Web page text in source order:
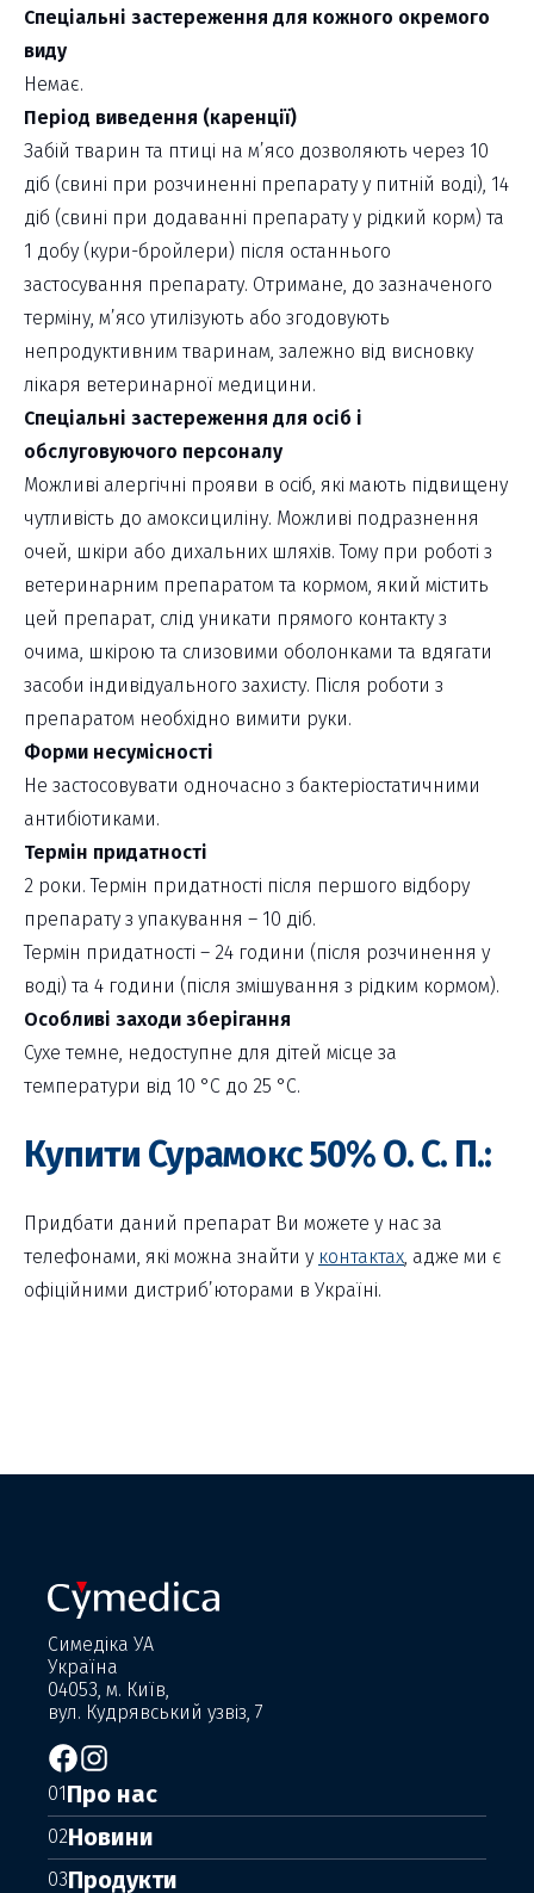
Спеціальні застереження для кожного окремого
виду
Немає.
Період виведення (каренції)
Забій тварин та птиці на м’ясо дозволяють через 10
діб (свині при розчиненні препарату у питній воді), 14
діб (свині при додаванні препарату у рідкий корм) та
1 добу (кури-бройлери) після останнього
застосування препарату. Отримане, до зазначеного
терміну, м’ясо утилізують або згодовують
непродуктивним тваринам, залежно від висновку
лікаря ветеринарної медицини.
Спеціальні застереження для осіб і
обслуговуючого персоналу
Можливі алергічні прояви в осіб, які мають підвищену
чутливість до амоксициліну. Можливі подразнення
очей, шкіри або дихальних шляхів. Тому при роботі з
ветеринарним препаратом та кормом, який містить
цей препарат, слід уникати прямого контакту з
очима, шкірою та слизовими оболонками та вдягати
засоби індивідуального захисту. Після роботи з
препаратом необхідно вимити руки.
Форми несумісності
Не застосовувати одночасно з бактеріостатичними
антибіотиками.
Термін придатності
2 роки. Термін придатності після першого відбору
препарату з упакування – 10 діб.
Термін придатності – 24 години (після розчинення у
воді) та 4 години (після змішування з рідким кормом).
Особливі заходи зберігання
Сухе темне, недоступне для дітей місце за
температури від 10 °С до 25 °С.
Купити Сурамокс 50% О. С. П.:
Придбати даний препарат Ви можете у нас за
телефонами, які можна знайти у контактах, адже ми є
офіційними дистриб’юторами в Україні.
Симедіка УА
Україна
04053, м. Київ,
вул. Кудрявський узвіз, 7
01 Про нас
02Новини
03Продукти